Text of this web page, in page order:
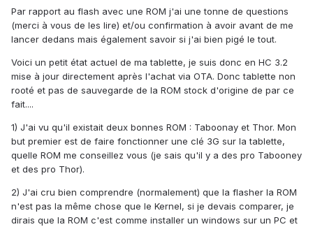
Par rapport au flash avec une ROM j'ai une tonne de questions
(merci à vous de les lire) et/ou confirmation à avoir avant de me
lancer dedans mais également savoir si j'ai bien pigé le tout.
Voici un petit état actuel de ma tablette, je suis donc en HC 3.2
mise à jour directement après l'achat via OTA. Donc tablette non
rooté et pas de sauvegarde de la ROM stock d'origine de par ce
fait....
1) J'ai vu qu'il existait deux bonnes ROM : Taboonay et Thor. Mon
but premier est de faire fonctionner une clé 3G sur la tablette,
quelle ROM me conseillez vous (je sais qu'il y a des pro Tabooney
et des pro Thor).
2) J'ai cru bien comprendre (normalement) que la flasher la ROM
n'est pas la même chose que le Kernel, si je devais comparer, je
dirais que la ROM c'est comme installer un windows sur un PC et